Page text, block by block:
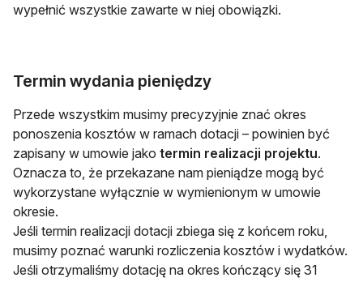
wypełnić wszystkie zawarte w niej obowiązki.
Termin wydania pieniędzy
Przede wszystkim musimy precyzyjnie znać okres
ponoszenia kosztów w ramach dotacji – powinien być
zapisany w umowie jako termin realizacji projektu.
Oznacza to, że przekazane nam pieniądze mogą być
wykorzystane wyłącznie w wymienionym w umowie
okresie.
Jeśli termin realizacji dotacji zbiega się z końcem roku,
musimy poznać warunki rozliczenia kosztów i wydatków.
Jeśli otrzymaliśmy dotację na okres kończący się 31